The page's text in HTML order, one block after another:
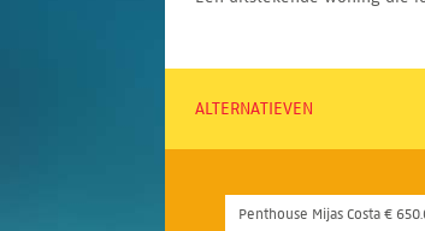
ALTERNATIEVEN
Penthouse Mijas Costa €